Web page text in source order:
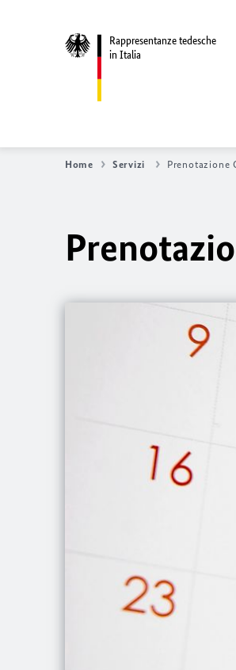
Rappresentanze tedesche
in Italia
Home Servizi Prenotazione